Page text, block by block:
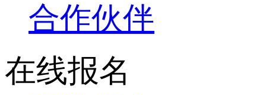
合作伙伴
在线报名